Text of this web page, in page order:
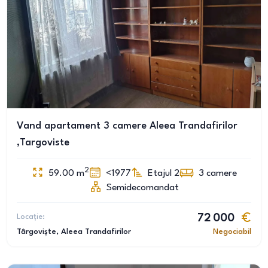
Vand apartament 3 camere Aleea Trandafirilor
,Targoviste
59.00 m2 <1977 Etajul 2 3 camere
Semidecomandat
Locație:
Târgoviște, Aleea Trandafirilor
72 000
Negociabil